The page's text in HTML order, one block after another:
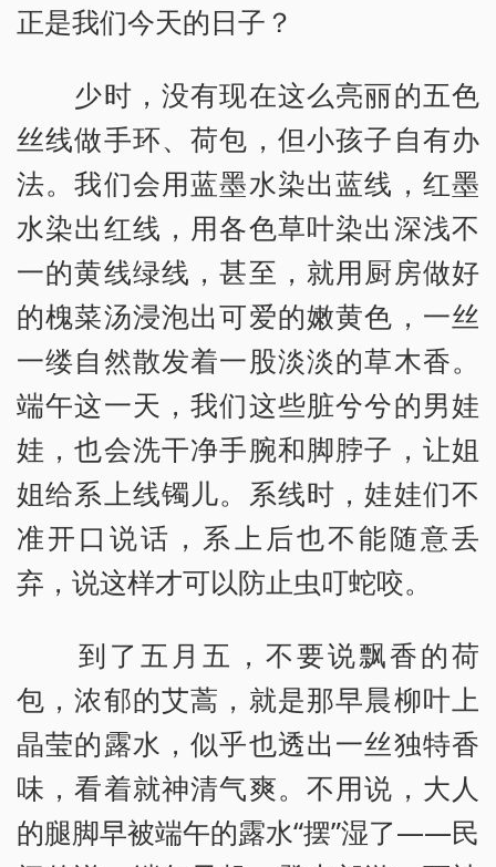
正是我们今天的日子？
少时，没有现在这么亮丽的五色
丝线做手环、荷包，但小孩子自有办
法。我们会用蓝墨水染出蓝线，红墨
水染出红线，用各色草叶染出深浅不
一的黄线绿线，甚至，就用厨房做好
的槐菜汤浸泡出可爱的嫩黄色，一丝
一缕自然散发着一股淡淡的草木香。
端午这一天，我们这些脏兮兮的男娃
娃，也会洗干净手腕和脚脖子，让姐
姐给系上线镯儿。系线时，娃娃们不
准开口说话，系上后也不能随意丢
弃，说这样才可以防止虫叮蛇咬。
到了五月五，不要说飘香的荷
包，浓郁的艾蒿，就是那早晨柳叶上
晶莹的露水，似乎也透出一丝独特香
味，看着就神清气爽。不用说，大人
的腿脚早被端午的露水“摆”湿了——民